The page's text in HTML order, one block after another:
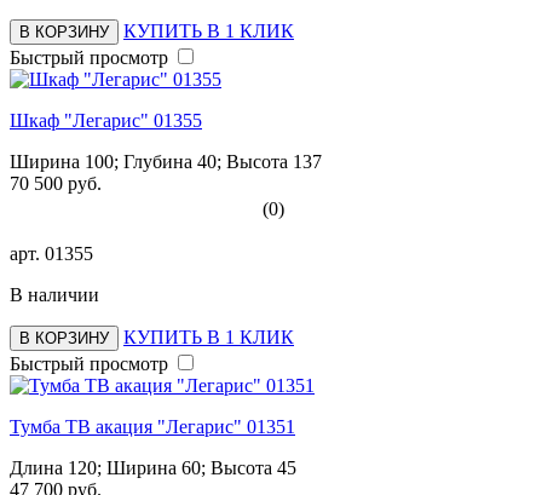
В КОРЗИНУ
КУПИТЬ В 1 КЛИК
Быстрый просмотр
Шкаф "Легарис" 01355
Ширина 100; Глубина 40; Высота 137
70 500 руб.
(0)
арт. 01355
В наличии
В КОРЗИНУ
КУПИТЬ В 1 КЛИК
Быстрый просмотр
Тумба ТВ акация "Легарис" 01351
Длина 120; Ширина 60; Высота 45
47 700 руб.